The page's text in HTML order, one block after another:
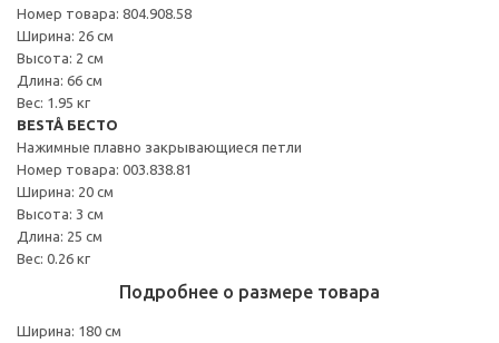
Номер товара: 804.908.58
Ширина: 26 см
Высота: 2 см
Длина: 66 см
Вес: 1.95 кг
BESTÅ БЕСТО
Нажимные плавно закрывающиеся петли
Номер товара: 003.838.81
Ширина: 20 см
Высота: 3 см
Длина: 25 см
Вес: 0.26 кг
Подробнее о размере товара
Ширина: 180 см